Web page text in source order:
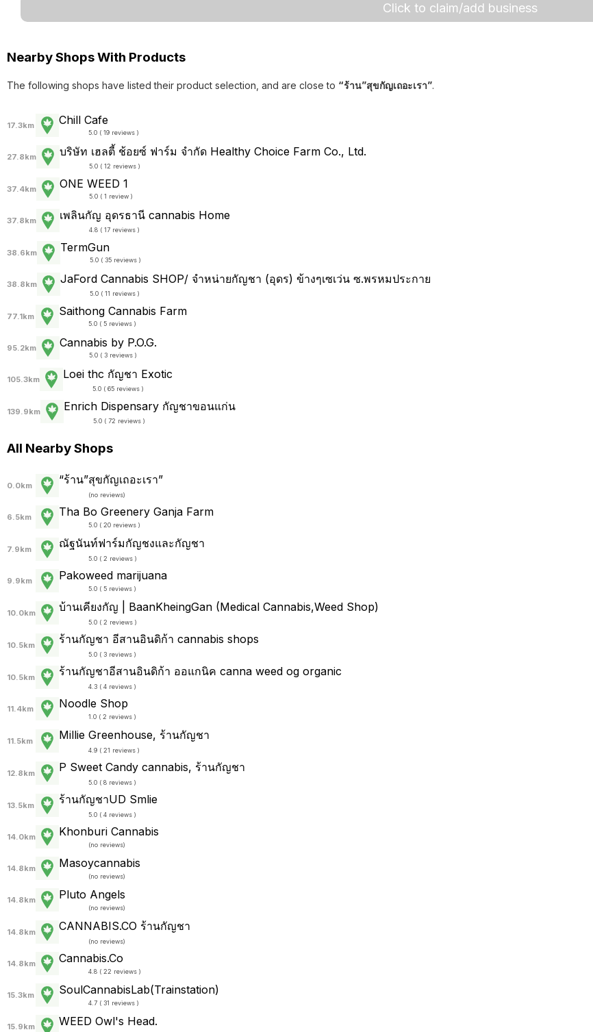
Click to claim/add business
Nearby Shops With Products
The following shops have listed their product selection, and are close to “ร้าน”สุขกัญเถอะเรา”.
17.3km Chill Cafe
5.0 ( 19 reviews )
27.8km บริษัท เฮลตี้ ช้อยซ์ ฟาร์ม จำกัด Healthy Choice Farm Co., Ltd.
5.0 ( 12 reviews )
37.4km ONE WEED 1
5.0 ( 1 review )
37.8km เพลินกัญ อุดรธานี cannabis Home
4.8 ( 17 reviews )
38.6km TermGun
5.0 ( 35 reviews )
38.8km JaFord Cannabis SHOP/ จำหน่ายกัญชา (อุดร) ข้างๆเซเว่น ซ.พรหมประกาย
5.0 ( 11 reviews )
77.1km Saithong Cannabis Farm
5.0 ( 5 reviews )
95.2km Cannabis by P.O.G.
5.0 ( 3 reviews )
105.3km Loei thc กัญชา Exotic
5.0 ( 65 reviews )
139.9km Enrich Dispensary กัญชาขอนแก่น
5.0 ( 72 reviews )
All Nearby Shops
0.0km “ร้าน”สุขกัญเถอะเรา”
(no reviews)
6.5km Tha Bo Greenery Ganja Farm
5.0 ( 20 reviews )
7.9km ณัฐนันท์ฟาร์มกัญชงและกัญชา
5.0 ( 2 reviews )
9.9km Pakoweed marijuana
5.0 ( 5 reviews )
10.0km บ้านเคียงกัญ | BaanKheingGan (Medical Cannabis,Weed Shop)
5.0 ( 2 reviews )
10.5km ร้านกัญชา อีสานอินดิก้า cannabis shops
5.0 ( 3 reviews )
10.5km ร้านกัญชาอีสานอินดิก้า ออแกนิค canna weed og organic
4.3 ( 4 reviews )
11.4km Noodle Shop
1.0 ( 2 reviews )
11.5km Millie Greenhouse, ร้านกัญชา
4.9 ( 21 reviews )
12.8km P Sweet Candy cannabis, ร้านกัญชา
5.0 ( 8 reviews )
13.5km ร้านกัญชาUD Smlie
5.0 ( 4 reviews )
14.0km Khonburi Cannabis
(no reviews)
14.8km Masoycannabis
(no reviews)
14.8km Pluto Angels
(no reviews)
14.8km CANNABIS.CO ร้านกัญชา
(no reviews)
14.8km Cannabis.Co
4.8 ( 22 reviews )
15.3km SoulCannabisLab(Trainstation)
4.7 ( 31 reviews )
15.9km WEED Owl's Head.